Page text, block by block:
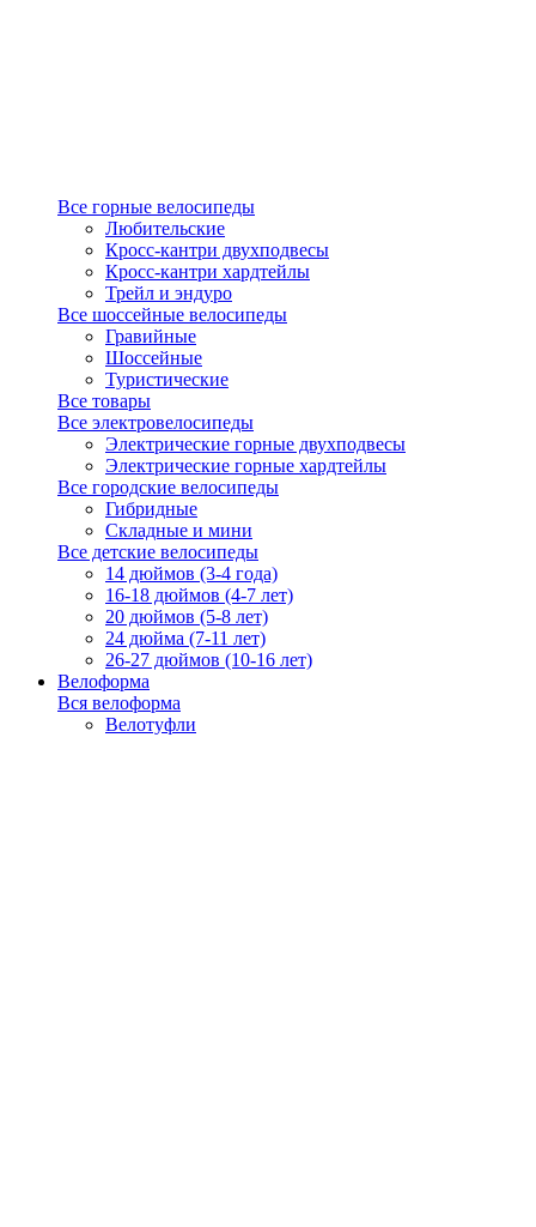
Все горные велосипеды
Любительские
Кросс-кантри двухподвесы
Кросс-кантри хардтейлы
Трейл и эндуро
Все шоссейные велосипеды
Гравийные
Шоссейные
Туристические
Все товары
Все электровелосипеды
Электрические горные двухподвесы
Электрические горные хардтейлы
Все городские велосипеды
Гибридные
Складные и мини
Все детские велосипеды
14 дюймов (3-4 года)
16-18 дюймов (4-7 лет)
20 дюймов (5-8 лет)
24 дюйма (7-11 лет)
26-27 дюймов (10-16 лет)
Велоформа
Вся велоформа
Велотуфли